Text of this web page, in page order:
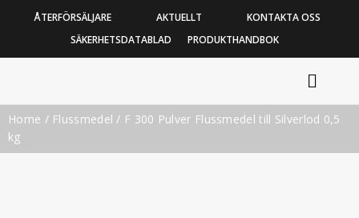
ÅTERFÖRSÄLJARE AKTUELLT
KONTAKTA OSS
SÄKERHETSDATABLAD
PRODUKTHANDBOK
Home / Flussmedel / F 300 Pulver Flussmedel till Silverlod 0,5
kg